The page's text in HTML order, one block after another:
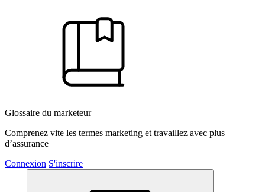
Glossaire du marketeur
Comprenez vite les termes marketing et travaillez avec plus
d’assurance
Connexion S'inscrire